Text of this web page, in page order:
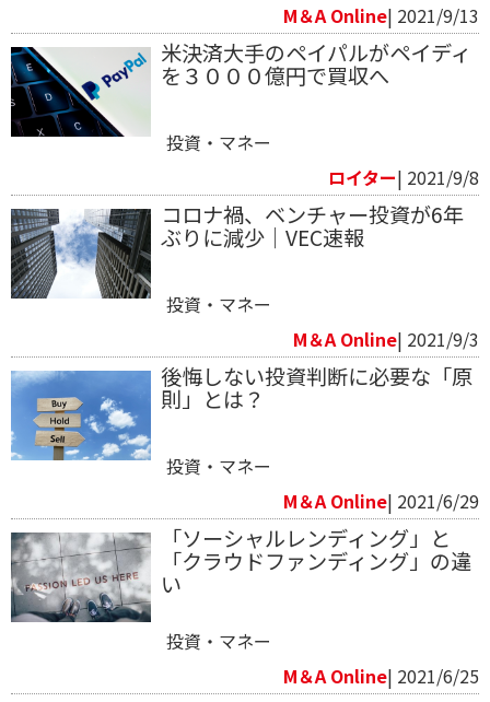
M＆A Online| 2021/9/13
米決済大手のペイパルがペイディ
を３０００億円で買収へ
投資・マネー
ロイター| 2021/9/8
コロナ禍、ベンチャー投資が6年
ぶりに減少｜VEC速報
投資・マネー
M＆A Online| 2021/9/3
後悔しない投資判断に必要な「原
則」とは？
投資・マネー
M＆A Online| 2021/6/29
「ソーシャルレンディング」と
「クラウドファンディング」の違
い
投資・マネー
M＆A Online| 2021/6/25